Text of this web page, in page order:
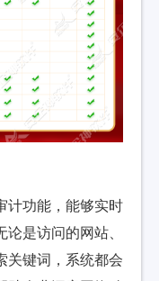
计功能，能够实时
是访问的网站、
关键词，系统都会